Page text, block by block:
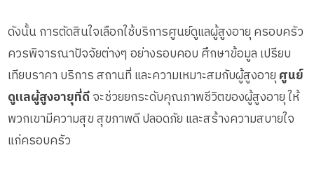
ดังนั้น การตัดสินใจเลือกใช้บริการศูนย์ดูแลผู้สูงอายุ ครอบครัว
ควรพิจารณาปัจจัยต่างๆ อย่างรอบคอบ ศึกษาข้อมูล เปรียบ
เทียบราคา บริการ สถานที่ และความเหมาะสมกับผู้สูงอายุศูนย์
ดูแลผู้สูงอายุที่ดีจะช่วยยกระดับคุณภาพชีวิตของผู้สูงอายุ ให้
พวกเขามีความสุข สุขภาพดี ปลอดภัย และสร้างความสบายใจ
แก่ครอบครัว